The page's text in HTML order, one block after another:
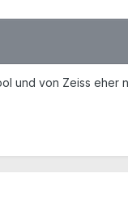
und von Zeiss eher